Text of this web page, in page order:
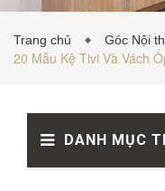
Trang chủ Góc Nội
20 Mẫu Kệ Tivi Và Vách
DANH MỤC